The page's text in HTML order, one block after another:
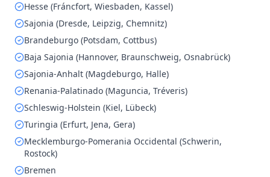
Hesse (Fráncfort, Wiesbaden, Kassel)
Sajonia (Dresde, Leipzig, Chemnitz)
Brandeburgo (Potsdam, Cottbus)
Baja Sajonia (Hannover, Braunschweig, Osnabrück)
Sajonia-Anhalt (Magdeburgo, Halle)
Renania-Palatinado (Maguncia, Tréveris)
Schleswig-Holstein (Kiel, Lübeck)
Turingia (Erfurt, Jena, Gera)
Mecklemburgo-Pomerania Occidental (Schwerin,
Rostock)
Bremen